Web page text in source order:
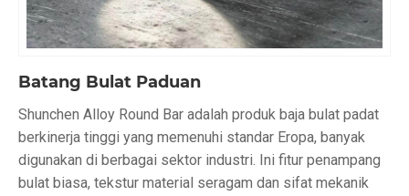
Batang Bulat Paduan
Shunchen Alloy Round Bar adalah produk baja bulat padat
berkinerja tinggi yang memenuhi standar Eropa, banyak
digunakan di berbagai sektor industri. Ini fitur penampang
bulat biasa, tekstur material seragam dan sifat mekanik